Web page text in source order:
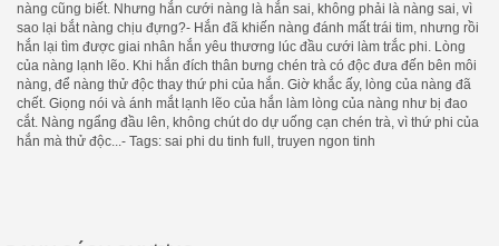
nàng cũng biết. Nhưng hắn cưới nàng là hắn sai, không phải là nàng sai, vì
sao lại bắt nàng chịu đựng?- Hắn đã khiến nàng đánh mất trái tim, nhưng rồi
hắn lại tìm được giai nhân hắn yêu thương lúc đầu cưới làm trắc phi. Lòng
của nàng lạnh lẽo. Khi hắn đích thân bưng chén trà có độc đưa đến bên môi
nàng, để nàng thử độc thay thứ phi của hắn. Giờ khắc ấy, lòng của nàng đã
chết. Giọng nói và ánh mắt lạnh lẽo của hắn làm lòng của nàng như bị đao
cắt. Nàng ngẩng đầu lên, không chút do dự uống cạn chén trà, vì thứ phi của
hắn mà thử độc...- Tags: sai phi du tinh full, truyen ngon tinh